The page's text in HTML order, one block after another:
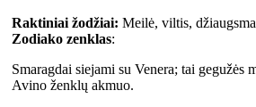
Raktiniai žodžiai: Meilė, viltis,
Zodiako zenklas:
Smaragdai siejami su Venera; tai
Avino ženklų akmuo.